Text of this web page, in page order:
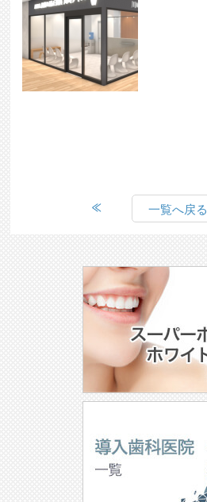
一覧へ戻る